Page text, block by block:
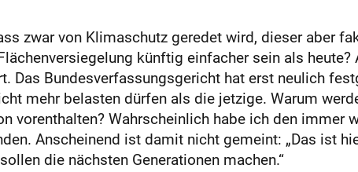
zwar von Klimaschutz geredet wird, dieser aber
künftig einfacher sein als
Das Bundesverfassungsgericht hat erst neulich
mehr belasten dürfen als die jetzige. Warum
vorenthalten? Wahrscheinlich habe ich den immer
Anscheinend ist damit nicht gemeint: „Das ist
die nächsten Generationen machen.“